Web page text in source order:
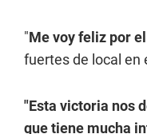
"Me voy feliz por
fuertes de local en
"Esta victoria nos
que tiene mucha